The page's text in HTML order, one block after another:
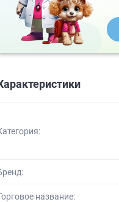
название: